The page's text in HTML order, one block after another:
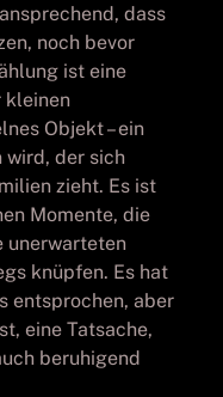
dass
noch bevor
ist eine
kleinen
Objekt – ein
wird, der sich
zieht. Es ist
Momente, die
unerwarteten
knüpfen. Es hat
entsprochen, aber
eine Tatsache,
beruhigend